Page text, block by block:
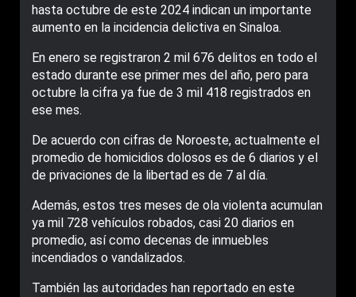
hasta octubre de este 2024 indican un importante
aumento en la incidencia delictiva en Sinaloa.
En enero se registraron 2 mil 676 delitos en todo el
estado durante ese primer mes del año, pero para
octubre la cifra ya fue de 3 mil 418 registrados en
ese mes.
De acuerdo con cifras de Noroeste, actualmente el
promedio de homicidios dolosos es de 6 diarios y el
de privaciones de la libertad es de 7 al día.
Además, estos tres meses de ola violenta acumulan
ya mil 728 vehículos robados, casi 20 diarios en
promedio, así como decenas de inmuebles
incendiados o vandalizados.
También las autoridades han reportado en este